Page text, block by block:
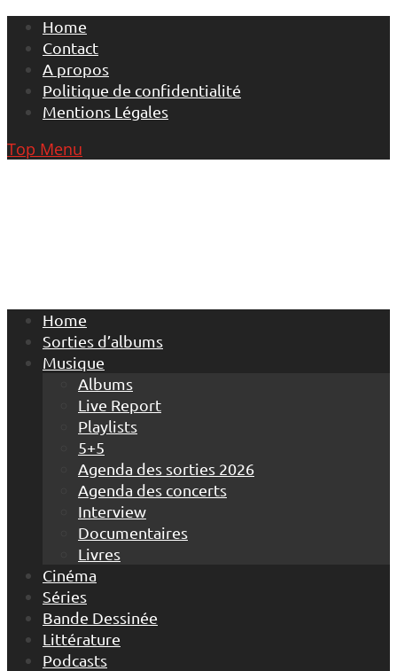
Skip
content
Home
Contact
A propos
Politique de confidentialité
Mentions Légales
Top Menu
Home
Sorties d’albums
Musique
Albums
Live Report
Playlists
5+5
Agenda des sorties 2026
Agenda des concerts
Interview
Documentaires
Livres
Cinéma
Séries
Bande Dessinée
Littérature
Podcasts